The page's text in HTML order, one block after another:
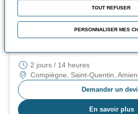
EN PARTENARIAT AVEC
Compiègne, Saint-Quentin,
2 jours / 14 heures
Demander un
En savoir plus
TOUT REFUSER
PERSONNALISER MES